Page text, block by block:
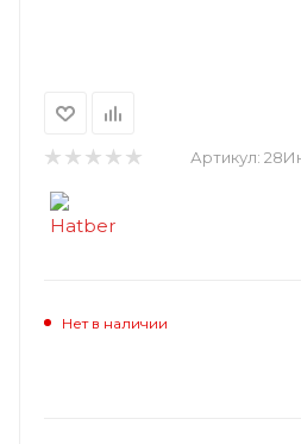
Артикул:
Нет в наличии